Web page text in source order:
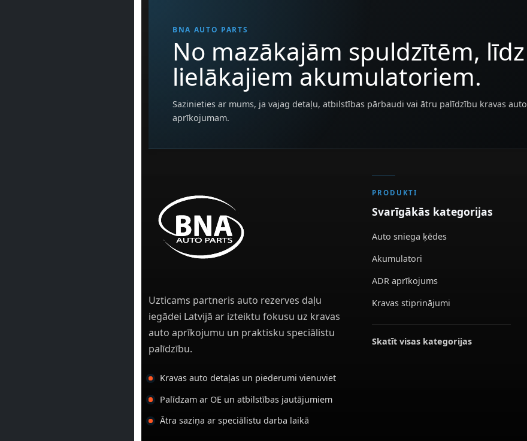
BNA AUTO PARTS
No mazākajām spuldzītēm, līdz
lielākajiem akumulatoriem.
Sazinieties ar mums, ja vajag detaļu, atbilstības pārbaudi vai ātru palīdzību kravas auto
aprīkojumam.
Uzticams partneris auto rezerves daļu
iegādei Latvijā ar izteiktu fokusu uz kravas
auto aprīkojumu un praktisku speciālistu
palīdzību.
Kravas auto detaļas un piederumi vienuviet
Palīdzam ar OE un atbilstības jautājumiem
Ātra saziņa ar speciālistu darba laikā
PRODUKTI
Svarīgākās kategorijas
Auto sniega ķēdes
Akumulatori
ADR aprīkojums
Kravas stiprinājumi
Skatīt visas kategorijas